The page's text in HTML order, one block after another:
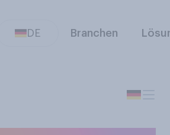
DE Branchen